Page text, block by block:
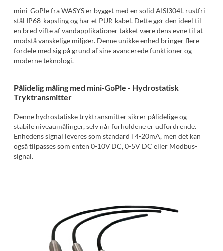
mini-GoPle fra WASYS er bygget med en solid AISI304L rustfri
stål IP68-kapsling og har et PUR-kabel. Dette gør den ideel til
en bred vifte af vandapplikationer takket være dens evne til at
modstå vanskelige miljøer. Denne unikke enhed bringer flere
fordele med sig på grund af sine avancerede funktioner og
moderne teknologi.
Pålidelig måling med mini-GoPle - Hydrostatisk
Tryktransmitter
Denne hydrostatiske tryktransmitter sikrer pålidelige og
stabile niveaumålinger, selv når forholdene er udfordrende.
Enhedens signal leveres som standard i 4-20mA, men det kan
også tilpasses som enten 0-10V DC, 0-5V DC eller Modbus-
signal.